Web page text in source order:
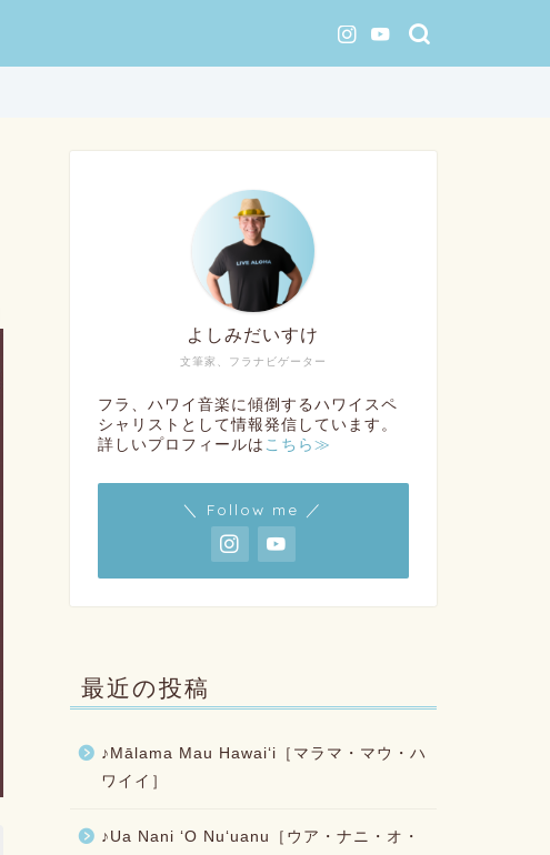
文筆家、フラナビゲーター
よしみだいすけ
フラ、ハワイ音楽に傾倒するハワイスペ
シャリストとして情報発信しています。
詳しいプロフィールは こちら≫
＼ Follow me ／
最近の投稿
♪Mālama Mau Hawaiʻi［マラマ・マウ・ハ
ワイイ］
♪Ua Nani ʻO Nuʻuanu［ウア・ナニ・オ・